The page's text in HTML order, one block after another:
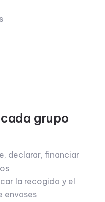
grupo
declarar, financiar
la recogida y el
envases